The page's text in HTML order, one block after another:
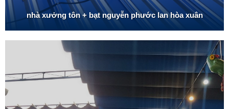
nhà xưởng tôn + bạt nguyễn phước lan hòa xuân